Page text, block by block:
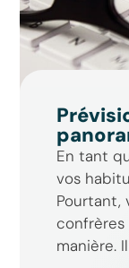
En tant
vos
Pourtant,
manière.